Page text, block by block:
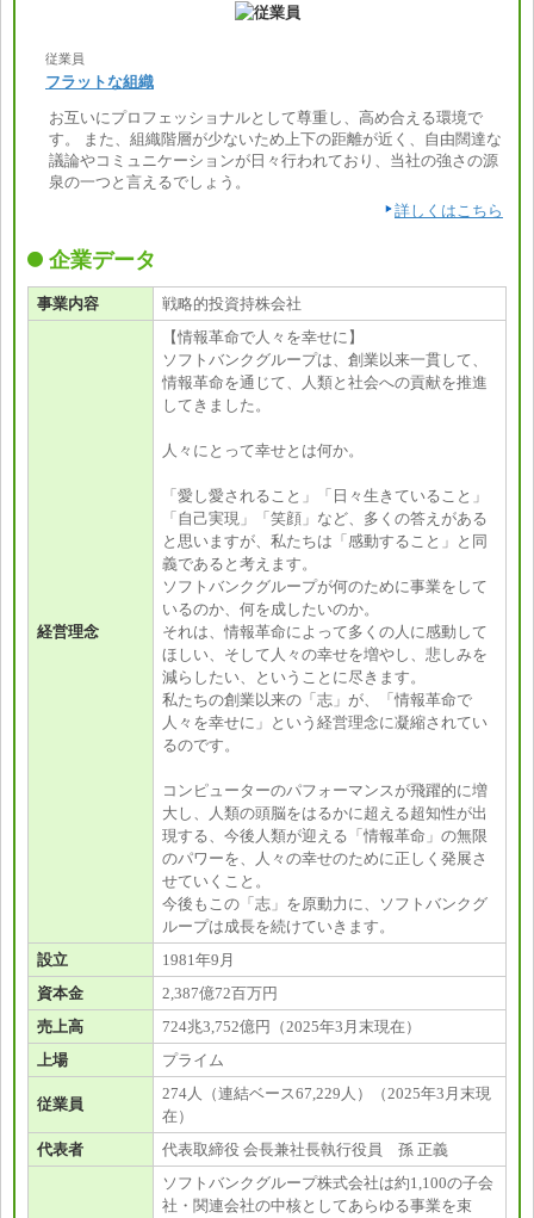
従業員
フラットな組織
お互いにプロフェッショナルとして尊重し、高め合える環境で
す。 また、組織階層が少ないため上下の距離が近く、自由闊達な
議論やコミュニケーションが日々行われており、当社の強さの源
泉の一つと言えるでしょう。
詳しくはこちら
企業データ
事業内容 戦略的投資持株会社
経営理念
【情報革命で人々を幸せに】
ソフトバンクグループは、創業以来一貫して、
情報革命を通じて、人類と社会への貢献を推進
してきました。
人々にとって幸せとは何か。
「愛し愛されること」「日々生きていること」
「自己実現」「笑顔」など、多くの答えがある
と思いますが、私たちは「感動すること」と同
義であると考えます。
ソフトバンクグループが何のために事業をして
いるのか、何を成したいのか。
それは、情報革命によって多くの人に感動して
ほしい、そして人々の幸せを増やし、悲しみを
減らしたい、ということに尽きます。
私たちの創業以来の「志」が、「情報革命で
人々を幸せに」という経営理念に凝縮されてい
るのです。
コンピューターのパフォーマンスが飛躍的に増
大し、人類の頭脳をはるかに超える超知性が出
現する、今後人類が迎える「情報革命」の無限
のパワーを、人々の幸せのために正しく発展さ
せていくこと。
今後もこの「志」を原動力に、ソフトバンクグ
ループは成長を続けていきます。
設立
1981年9月
資本金
2,387億72百万円
売上高
724兆3,752億円（2025年3月末現在）
上場
プライム
従業員
274人（連結ベース67,229人）（2025年3月末現
在）
代表者
代表取締役 会長兼社長執行役員 孫 正義
ソフトバンクグループ株式会社は約1,100の子会
社・関連会社の中核としてあらゆる事業を束